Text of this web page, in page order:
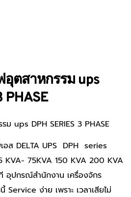
อุตสาหกรรม ups
PHASE
ม ups DPH SERIES 3 PHASE
อส DELTA UPS DPH series
75KVA 150 KVA 200 KVA
อุปกรณ์สำนักงาน เครื่องจักร
Service ง่าย เพราะ เวลาเสียไม่